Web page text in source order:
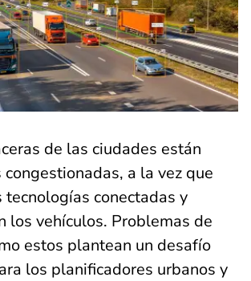
de las ciudades están
congestionadas, a la vez que
tecnologías conectadas y
los vehículos. Problemas de
estos plantean un desafío
los planificadores urbanos y